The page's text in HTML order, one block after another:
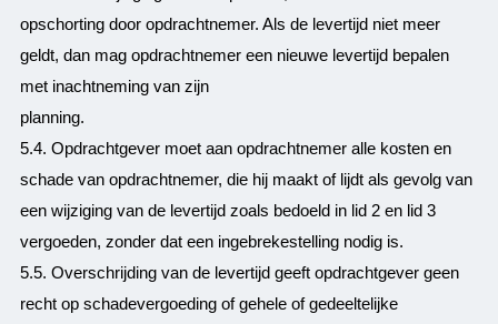
opschorting door opdrachtnemer. Als de levertijd niet meer
geldt, dan mag opdrachtnemer een nieuwe levertijd bepalen
met inachtneming van zijn
planning.
5.4. Opdrachtgever moet aan opdrachtnemer alle kosten en
schade van opdrachtnemer, die hij maakt of lijdt als gevolg van
een wijziging van de levertijd zoals bedoeld in lid 2 en lid 3
vergoeden, zonder dat een ingebrekestelling nodig is.
5.5. Overschrijding van de levertijd geeft opdrachtgever geen
recht op schadevergoeding of gehele of gedeeltelijke